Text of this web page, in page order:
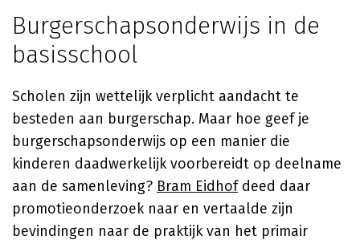
Burgerschapsonderwijs in de
basisschool
Scholen zijn wettelijk verplicht aandacht te
besteden aan burgerschap. Maar hoe geef je
burgerschapsonderwijs op een manier die
kinderen daadwerkelijk voorbereidt op deelname
aan de samenleving? Bram Eidhofdeed daar
promotieonderzoek naar en vertaalde zijn
bevindingen naar de praktijk van het primair